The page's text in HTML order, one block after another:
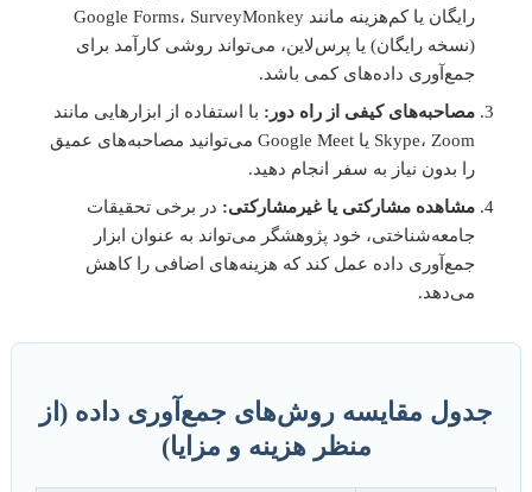
رایگان یا کم‌هزینه مانند Google Forms، SurveyMonkey
(نسخه رایگان) یا پرس‌لاین، می‌تواند روشی کارآمد برای
جمع‌آوری داده‌های کمی باشد.
مصاحبه‌های کیفی از راه دور:با استفاده از ابزارهایی مانند
Skype، Zoom یا Google Meet می‌توانید مصاحبه‌های عمیق
را بدون نیاز به سفر انجام دهید.
مشاهده مشارکتی یا غیرمشارکتی:در برخی تحقیقات
جامعه‌شناختی، خود پژوهشگر می‌تواند به عنوان ابزار
جمع‌آوری داده عمل کند که هزینه‌های اضافی را کاهش
می‌دهد.
جدول مقایسه روش‌های جمع‌آوری داده (از
منظر هزینه و مزایا)